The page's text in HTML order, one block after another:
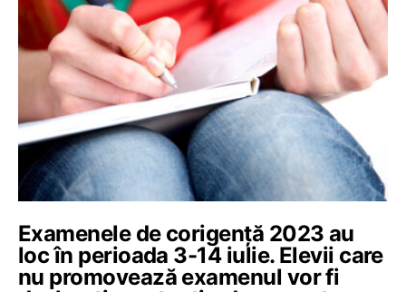
Examenele de corigență 2023 au
loc în perioada 3-14 iulie. Elevii care
nu promovează examenul vor fi